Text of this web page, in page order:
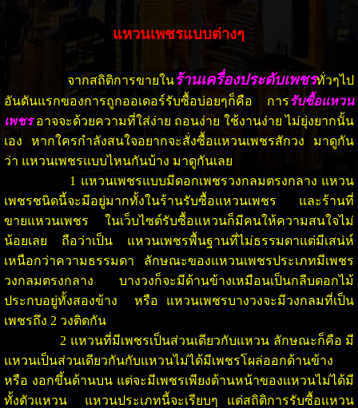
แหวนเพชรแบบต่างๆ
จากสถิติการขายในร้านเครื่องประดับเพชรทั่วๆไป
อันดันแรกของการถูกออเดอร์รับซื้อบ่อยๆก็คือ การรับซื้อแหวน
เพชร อาจจะด้วยความที่ใส่ง่าย ถอนง่าย ใช้งานง่าย ไม่ยุ่งยากนั้น
เอง หากใครกำลังสนใจอยากจะสั่งซื้อแหวนเพชรสักวง มาดูกัน
ว่า แหวนเพชรแบบไหนกันบ้าง มาดูกันเลย
1 แหวนเพชรแบบมีดอกเพชรวงกลมตรงกลาง แหวน
เพชรชนิดนี้จะมีอยู่มากทั้งในร้านรับซื้อแหวนเพชร และร้านที่
ขายแหวนเพชร ในเว็บไซต์รับซื้อแหวนก็มีคนให้ความสนใจไม่
น้อยเลย ถือว่าเป็น แหวนเพชรพื้นฐานที่ไม่ธรรมดาแต่มีเสน่ห์
เหนือกว่าความธรรมดา ลักษณะของแหวนเพชรประเภทมีเพชร
วงกลมตรงกลาง บางวงก็จะมีด้านข้างเหมือนเป็นกลีบดอกไม้
ประกบอยู่ทั้งสองข้าง หรือ แหวนเพชรบางวงจะมีวงกลมที่เป็น
เพชรถึง 2 วงติดกัน
2 แหวนที่มีเพชรเป็นส่วนเดียวกับแหวน ลักษณะก็คือ มี
แหวนเป็นส่วนเดียวกันกับแหวนไม่ได้มีเพชรโผล่ออกด้านข้าง
หรือ งอกขึ้นด้านบน แต่จะมีเพชรเพียงด้านหน้าของแหวนไม่ได้มี
ทั้งตัวแหวน แหวนประเภทนี้จะเรียบๆ แต่สถิติการรับซื้อแหวน